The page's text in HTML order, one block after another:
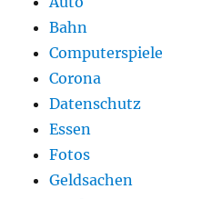
Bahn
Computerspiele
Corona
Datenschutz
Essen
Fotos
Geldsachen